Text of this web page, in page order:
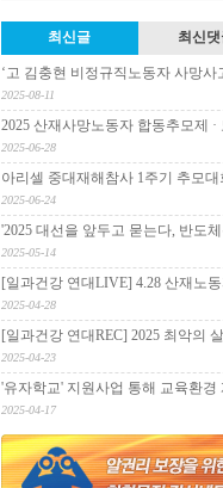
최신글 최신
‘고 김충현 비정규직노동자 사망사
2025-08-11
2025 산재사망노동자 합동추모제 ·
2025-06-28
아리셀 중대재해참사 1주기 추모대
2025-06-24
'2025 대선을 앞두고 묻는다, 반도체
2025-05-14
[일과건강 연대LIVE] 4.28 산재노동
2025-04-28
[일과건강 연대REC] 2025 최악의
2025-04-23
'유자학교' 지원사업 통해 교육환경
2025-04-17